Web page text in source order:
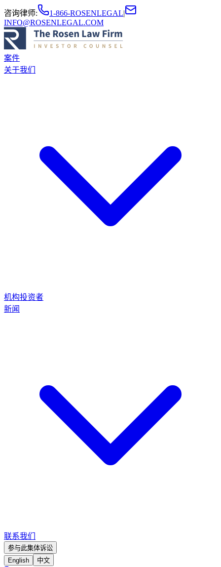
咨询律师: 1-866-ROSENLEGAL|
INFO@ROSENLEGAL.COM
案件
关于我们
机构投资者
新闻
联系我们
参与此集体诉讼
English
中文